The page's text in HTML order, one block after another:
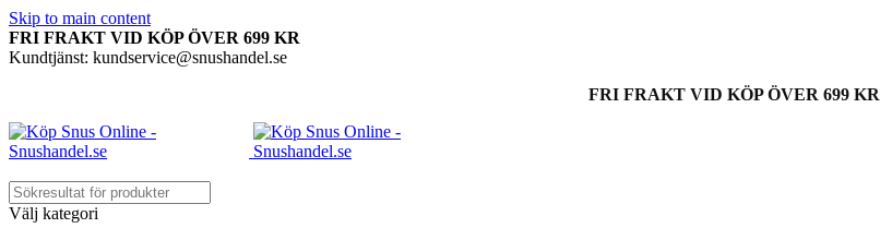
Skip to main content
FRI FRAKT VID KÖP ÖVER 699 KR
Kundtjänst: kundservice@snushandel.se
FRI FRAKT VID KÖP ÖVER 699 KR
Välj kategori